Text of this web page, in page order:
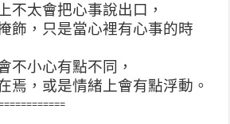
不太會把心事說出口，
飾，只是當心裡有心事的時
不小心有點不同，
焉，或是情緒上會有點浮動。